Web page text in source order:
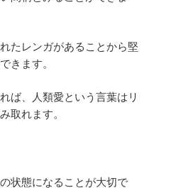
たレンガがあることから堅
きます。
ば、人類愛という言葉はリ
取れます。
状態になることが大切で